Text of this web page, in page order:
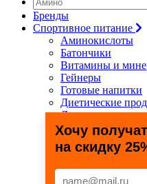
Бренды
Спортивное питание
Аминокислоты
Батончики
Витамины и
Гейнеры
Готовые напитки
Диетические
Для связок и
Жиросжигатели
Здоровье и
Креатин
Специальные
Хочу
на скидку